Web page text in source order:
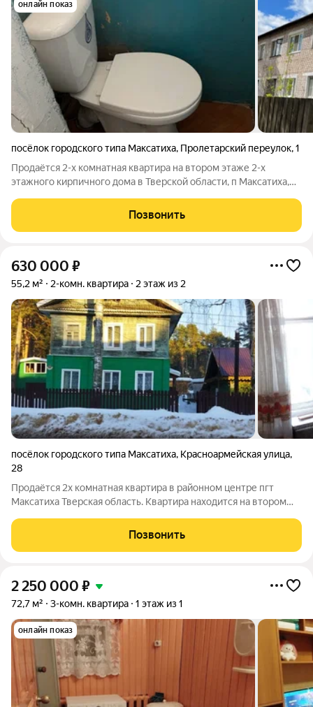
онлайн показ
посёлок городского типа Максатиха, Пролетарский переулок,1
Продаётся 2-х комнатная квартира на втором этаже 2-х
этажного кирпичного дома в Тверской области, п Максатиха,
м. Прихожая 4,4 м. Установлен унитаз. Печное отопление. Есть
возможность
Позвонить
630 000 ₽
55,2 м² 2-комн. квартира 2 этаж из 2
посёлок городского типа Максатиха, Красноармейская улица,
28
Продаётся 2х комнатная квартира в районном центре пгт
Максатиха Тверская область. Квартира находится на втором
посёлка. Дом 2-х квартирный. Отдельный вход. Есть участок,
дровенник. Две комнаты имеют
Позвонить
2 250 000 ₽
72,7 м² 3-комн. квартира 1 этаж из 1
онлайн показ